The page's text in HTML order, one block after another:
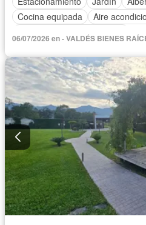
Cocina equipada
Aire
Completamente amueblado
06/07/2026 en - VALDÉS BIENES